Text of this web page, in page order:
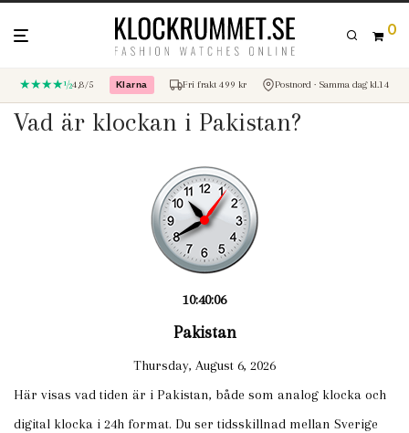
0
★★★★½4,8/5 Klarna
– betala med KlarnaFri frakt 499 kr Postnord · Samma dag kl.14
Vad är klockan i Pakistan?
10:40:06
Pakistan
Thursday, August 6, 2026
Här visas vad tiden är i Pakistan, både som analog klocka och
digital klocka i 24h format. Du ser tidsskillnad mellan Sverige